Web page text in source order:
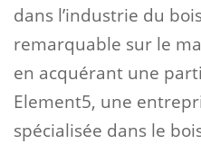
dans l’industrie du
remarquable sur le
en acquérant une
Element5, une
spécialisée dans le